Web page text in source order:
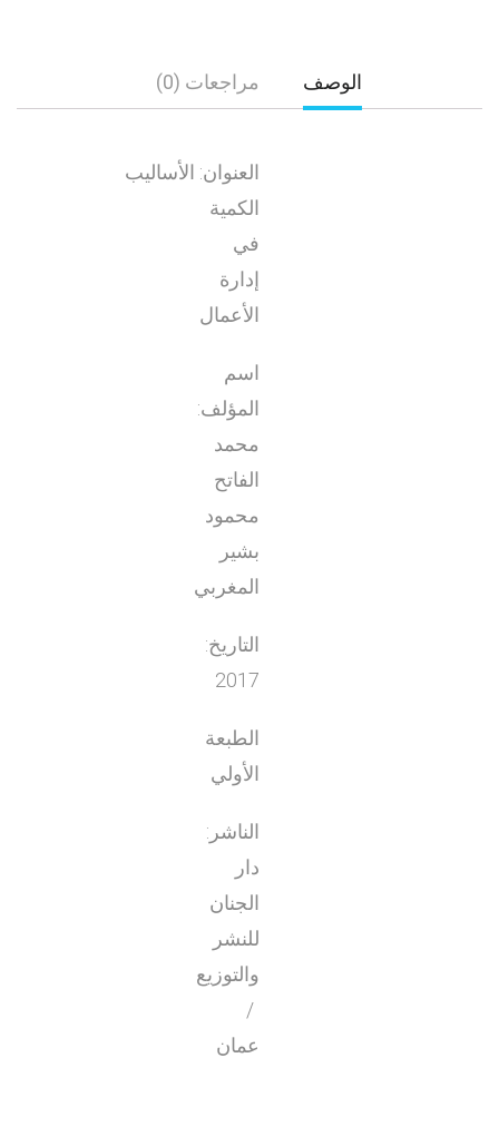
الوصف مراجعات (0)
العنوان: الأساليب
الكمية
في
إدارة
الأعمال
اسم
المؤلف:
محمد
الفاتح
محمود
بشير
المغربي
التاريخ:
2017
الطبعة
الأولي
الناشر:
دار
الجنان
للنشر
والتوزيع
/
عمان